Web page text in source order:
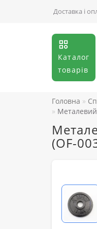
Доставка і
Каталог
товарів
Головна
Металевий
(OF-